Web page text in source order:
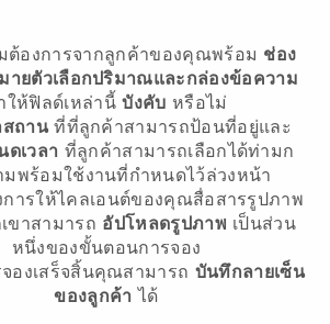
ต้องการจากลูกค้าของคุณพร้อม ช่อง
ายตัวเลือกปริมาณและกล่องข้อความ
ให้ฟิลด์เหล่านี้บังคับ หรือไม่
ถานที่ที่ลูกค้าสามารถป้อนที่อยู่และ
เวลา ที่ลูกค้าสามารถเลือกได้ท่ามก
มพร้อมใช้งานที่กำหนดไว้ล่วงหน้า
ารให้ไคลเอนต์ของคุณสื่อสารรูปภาพ
ขาสามารถ อัปโหลดรูปภาพ เป็นส่วน
หนึ่งของขั้นตอนการจอง
องเสร็จสิ้นคุณสามารถ บันทึกลายเซ็น
ของลูกค้า ได้